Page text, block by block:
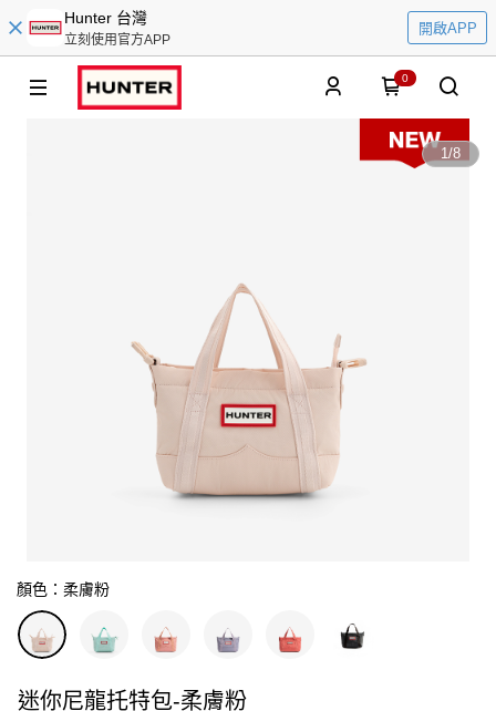
Hunter 台灣
立刻使用官方APP
開啟APP
0
1/8
顏色：柔膚粉
迷你尼龍托特包-柔膚粉